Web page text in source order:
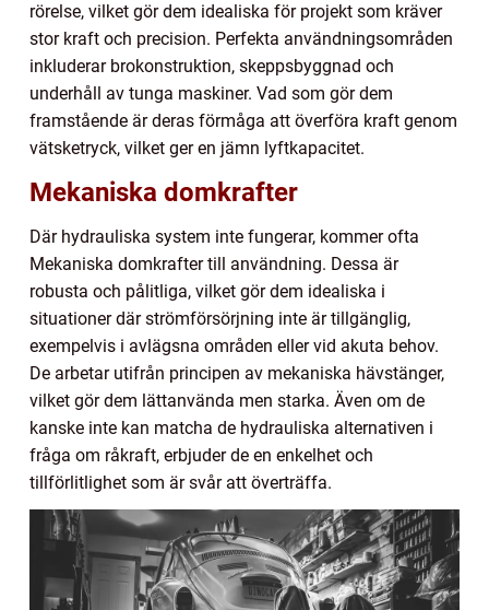
rörelse, vilket gör dem idealiska för projekt som kräver
stor kraft och precision. Perfekta användningsområden
inkluderar brokonstruktion, skeppsbyggnad och
underhåll av tunga maskiner. Vad som gör dem
framstående är deras förmåga att överföra kraft genom
vätsketryck, vilket ger en jämn lyftkapacitet.
Mekaniska domkrafter
Där hydrauliska system inte fungerar, kommer ofta
Mekaniska domkrafter till användning. Dessa är
robusta och pålitliga, vilket gör dem idealiska i
situationer där strömförsörjning inte är tillgänglig,
exempelvis i avlägsna områden eller vid akuta behov.
De arbetar utifrån principen av mekaniska hävstänger,
vilket gör dem lättanvända men starka. Även om de
kanske inte kan matcha de hydrauliska alternativen i
fråga om råkraft, erbjuder de en enkelhet och
tillförlitlighet som är svår att överträffa.